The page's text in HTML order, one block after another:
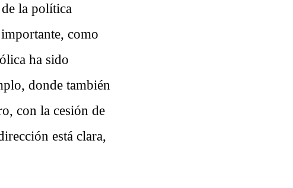
la política
como
ha sido
donde también
con la cesión de
está clara,